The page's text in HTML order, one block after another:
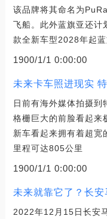
该品牌将其命名为
飞船。此外蓝旗亚还
款全新车型2028年起
1900/1/1 0:00:00
未来卡车照进现实
日前有海外媒体拍摄
格栅巨大的前脸看起来
新车看起来拥有着超宽
里程可达805公里
1900/1/1 0:00:00
未来就靠它了？长
2022年12月15日长安